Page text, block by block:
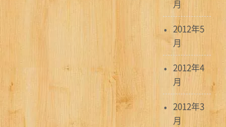
月
2012年5
月
2012年4
月
2012年3
月